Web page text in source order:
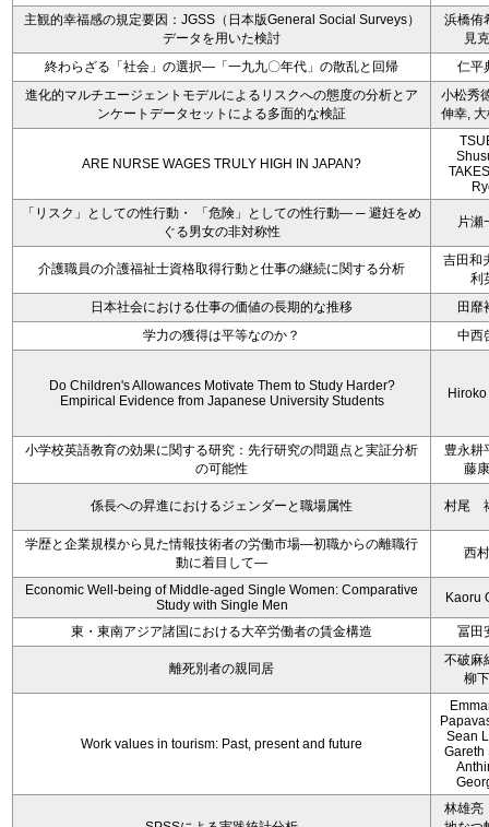
主観的幸福感の規定要因：JGSS（日本版General Social Surveys）
データを用いた検討
浜橋侑
見
終わらざる「社会」の選択―「一九九〇年代」の散乱と回帰
仁平
進化的マルチエージェントモデルによるリスクへの態度の分析とア
ンケートデータセットによる多面的な検証
小松秀
伸幸,
ARE NURSE WAGES TRULY HIGH IN JAPAN?
「リスク」としての性行動・ 「危険」としての性行動― ─ 避妊をめ
ぐる男女の非対称性
片瀬
介護職員の介護福祉士資格取得行動と仕事の継続に関する分析
吉田和
利
日本社会における仕事の価値の長期的な推移
田靡
学力の獲得は平等なのか？
中西
Do Children's Allowances Motivate Them to Study Harder?
Empirical Evidence from Japanese University Students
小学校英語教育の効果に関する研究：先行研究の問題点と実証分析
の可能性
豊永耕
藤
係長への昇進におけるジェンダーと職場属性 村尾
学歴と企業規模から見た情報技術者の労働市場―初職からの離職行
動に着目して―
西
Economic Well-being of Middle-aged Single Women: Comparative
Study with Single Men
Kaoru
東・東南アジア諸国における大卒労働者の賃金構造 冨田
離死別者の親同居
不破麻
柳
Work values in tourism: Past, present and future
Sean
Gareth
林雄亮